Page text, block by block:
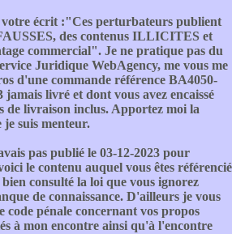
votre écrit :"Ces perturbateurs publient
des contenus ILLICITES et
commercial". Je ne pratique pas du
Juridique WebAgency, me vous me
d'une commande référence BA4050-
jamais livré et dont vous avez encaissé
de livraison inclus. Apportez moi la
suis menteur.
pas publié le 03-12-2023 pour
le contenu auquel vous êtes référencié
consulté la loi que vous ignorez
de connaissance. D'ailleurs je vous
code pénale concernant vos propos
à mon encontre ainsi qu'à l'encontre